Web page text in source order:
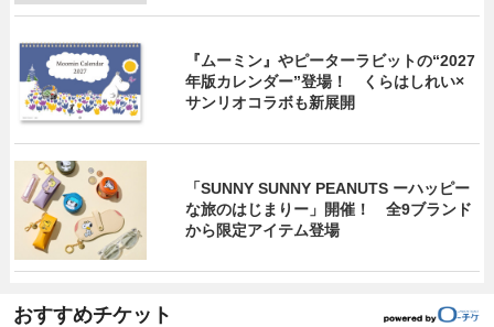
『ムーミン』やピーターラビットの“2027
年版カレンダー”登場！ くらはしれい×
サンリオコラボも新展開
「SUNNY SUNNY PEANUTS ーハッピー
な旅のはじまりー」開催！ 全9ブランド
から限定アイテム登場
おすすめチケット